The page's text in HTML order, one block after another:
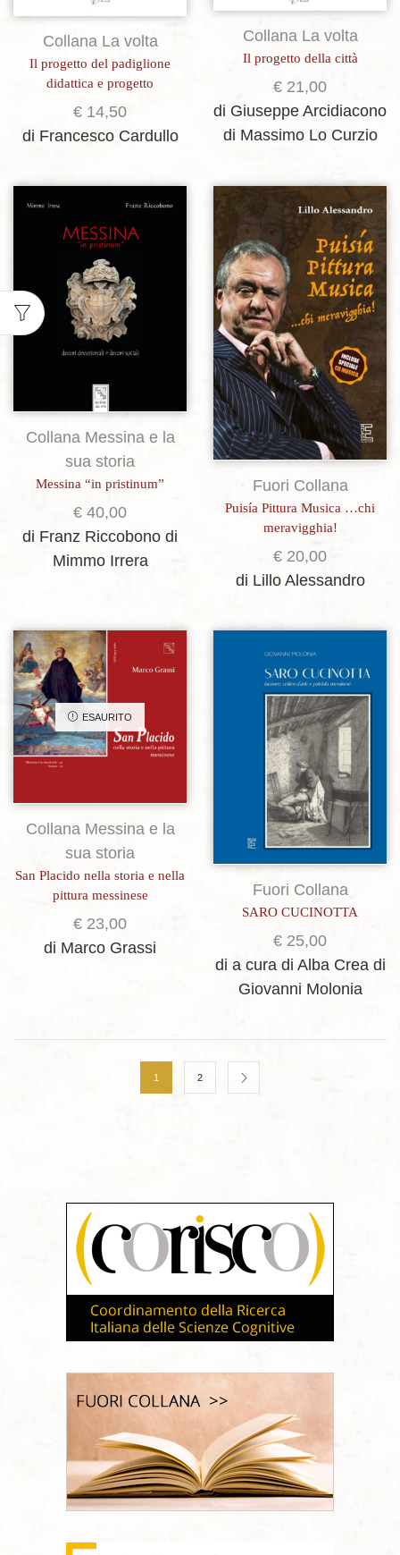
Collana La volta
Il progetto del padiglione
didattica e progetto
€ 14,50
di Francesco Cardullo
Collana La volta
Il progetto della città
€ 21,00
di Giuseppe Arcidiacono
di Massimo Lo Curzio
Aggiungi alla lista dei desideri
Collana Messina e la
sua storia
Messina “in pristinum”
€ 40,00
di Franz Riccobono di
Mimmo Irrera
Aggiungi alla lista dei desideri
Fuori Collana
Puisía Pittura Musica …chi
meravigghia!
€ 20,00
di Lillo Alessandro
Aggiungi alla lista dei desideri
ESAURITO
Collana Messina e la
sua storia
San Placido nella storia e nella
pittura messinese
€ 23,00
di Marco Grassi
Aggiungi alla lista dei desideri
Fuori Collana
SARO CUCINOTTA
€ 25,00
di a cura di Alba Crea di
Giovanni Molonia
1 2